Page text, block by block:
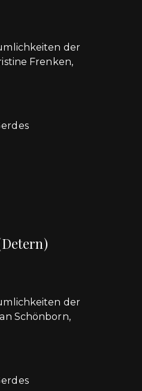
der
Frenken,
der
Schönborn,